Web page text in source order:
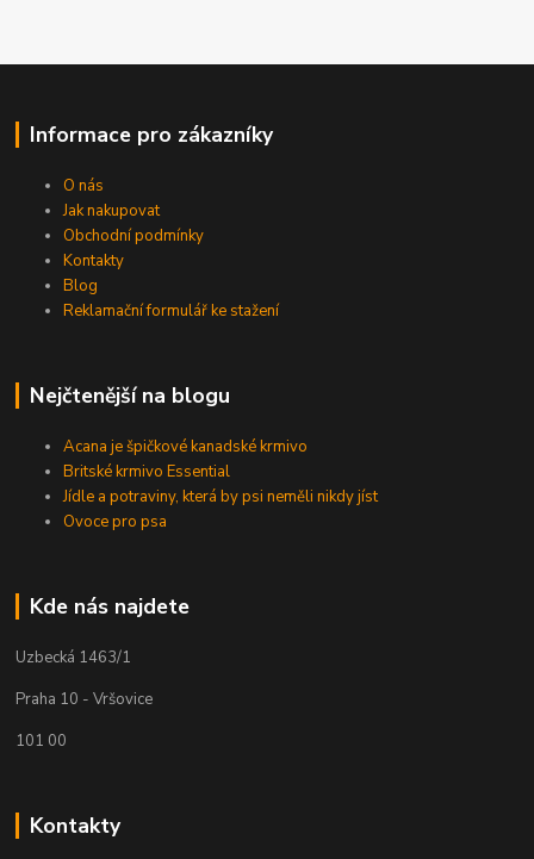
Informace pro zákazníky
O nás
Jak nakupovat
Obchodní podmínky
Kontakty
Blog
Reklamační formulář ke stažení
Nejčtenější na blogu
Acana je špičkové kanadské krmivo
Britské krmivo Essential
Jídle a potraviny, která by psi neměli nikdy jíst
Ovoce pro psa
Kde nás najdete
Uzbecká 1463/1
Praha 10 - Vršovice
101 00
Kontakty